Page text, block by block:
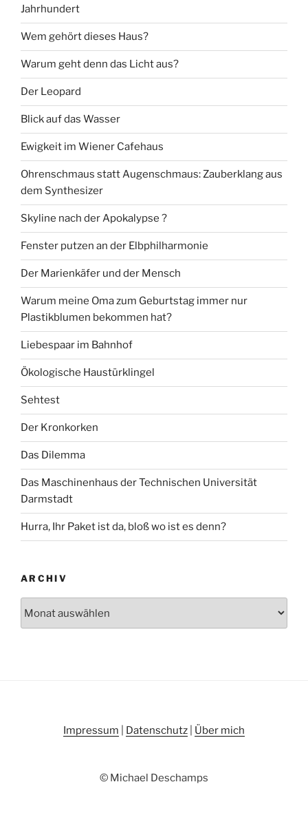
Jahrhundert
Wem gehört dieses Haus?
Warum geht denn das Licht aus?
Der Leopard
Blick auf das Wasser
Ewigkeit im Wiener Cafehaus
Ohrenschmaus statt Augenschmaus: Zauberklang aus
dem Synthesizer
Skyline nach der Apokalypse ?
Fenster putzen an der Elbphilharmonie
Der Marienkäfer und der Mensch
Warum meine Oma zum Geburtstag immer nur
Plastikblumen bekommen hat?
Liebespaar im Bahnhof
Ökologische Haustürklingel
Sehtest
Der Kronkorken
Das Dilemma
Das Maschinenhaus der Technischen Universität
Darmstadt
Hurra, Ihr Paket ist da, bloß wo ist es denn?
ARCHIV
Impressum Datenschutz Über mich
© Michael Deschamps